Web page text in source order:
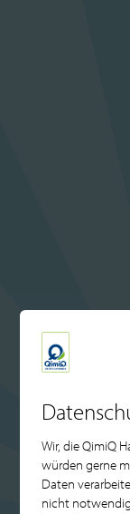
Wir, die QimiQ
würden gerne
Daten
nicht